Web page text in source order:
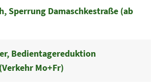
Sperrung Damaschkestraße (ab
Bedientagereduktion
Mo+Fr)